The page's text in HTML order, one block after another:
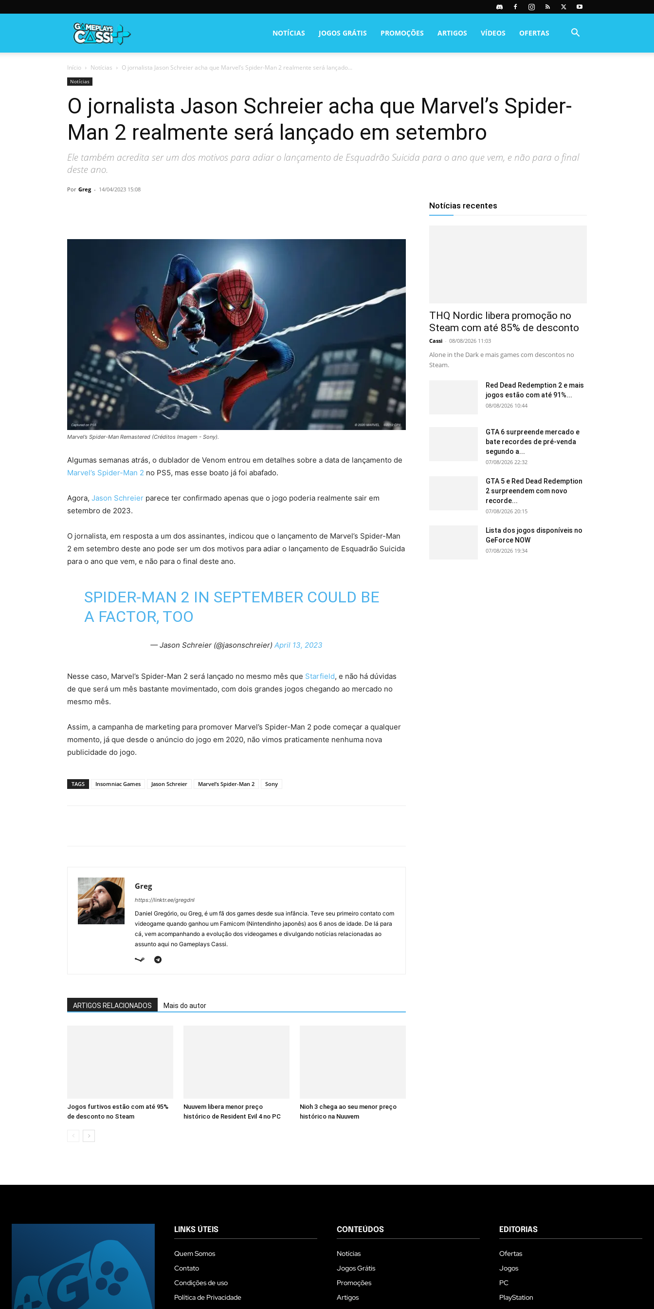
NOTÍCIAS JOGOS GRÁTIS PROMOÇÕES ARTIGOS VÍDEOS OFERTAS
Início Notícias O jornalista Jason Schreier acha que Marvel’s Spider-Man 2 realmente será lançado...
Notícias
O jornalista Jason Schreier acha que Marvel’s Spider-
Man 2 realmente será lançado em setembro
Ele também acredita ser um dos motivos para adiar o lançamento de Esquadrão Suicida para o ano que vem, e não para o final
deste ano.
Por Greg - 14/04/2023 15:08
Marvel’s Spider-Man Remastered (Créditos Imagem - Sony).
Algumas semanas atrás, o dublador de Venom entrou em detalhes sobre a data de lançamento de
Marvel’s Spider-Man 2 no PS5, mas esse boato já foi abafado.
Agora, Jason Schreier parece ter confirmado apenas que o jogo poderia realmente sair em
setembro de 2023.
O jornalista, em resposta a um dos assinantes, indicou que o lançamento de Marvel’s Spider-Man
2 em setembro deste ano pode ser um dos motivos para adiar o lançamento de Esquadrão Suicida
para o ano que vem, e não para o final deste ano.
SPIDER-MAN 2 IN SEPTEMBER COULD BE
A FACTOR, TOO
— Jason Schreier (@jasonschreier) April 13, 2023
Nesse caso, Marvel’s Spider-Man 2 será lançado no mesmo mês que Starfield, e não há dúvidas
de que será um mês bastante movimentado, com dois grandes jogos chegando ao mercado no
mesmo mês.
Assim, a campanha de marketing para promover Marvel’s Spider-Man 2 pode começar a qualquer
momento, já que desde o anúncio do jogo em 2020, não vimos praticamente nenhuma nova
publicidade do jogo.
TAGS Insomniac Games Jason Schreier Marvel’s Spider-Man 2 Sony
Greg
https://linktr.ee/gregdnl
Daniel Gregório, ou Greg, é um fã dos games desde sua infância. Teve seu primeiro contato com
videogame quando ganhou um Famicom (Nintendinho japonês) aos 6 anos de idade. De lá para
cá, vem acompanhando a evolução dos videogames e divulgando notícias relacionadas ao
assunto aqui no Gameplays Cassi.
ARTIGOS RELACIONADOS Mais do autor
Jogos furtivos estão com até 95%
de desconto no Steam
Nuuvem libera menor preço
histórico de Resident Evil 4 no PC
Nioh 3 chega ao seu menor preço
histórico na Nuuvem
Notícias recentes
THQ Nordic libera promoção no
Steam com até 85% de desconto
Cassi - 08/08/2026 11:03
Alone in the Dark e mais games com descontos no
Steam.
Red Dead Redemption 2 e mais
jogos estão com até 91%...
08/08/2026 10:44
GTA 6 surpreende mercado e
bate recordes de pré-venda
segundo a...
07/08/2026 22:32
GTA 5 e Red Dead Redemption
2 surpreendem com novo
recorde...
07/08/2026 20:15
Lista dos jogos disponíveis no
GeForce NOW
07/08/2026 19:34
LINKS ÚTEIS
Quem Somos
Contato
Condições de uso
Política de Privacidade
CONTEÚDOS
Notícias
Jogos Grátis
Promoções
Artigos
EDITORIAS
Ofertas
Jogos
PC
PlayStation